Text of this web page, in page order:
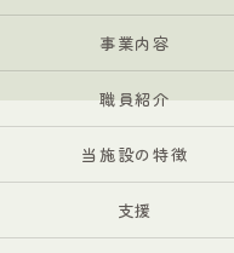
事業内容
職員紹介
当施設の特徴
支援